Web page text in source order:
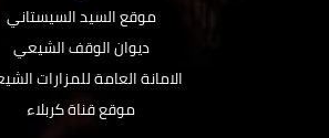
موقع السيد السيستاني
ديوان الوقف الشيعي
الامانة العامة للمزارات
موقع قناة كربلاء